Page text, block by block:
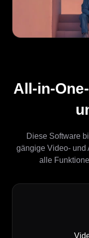
All-in-
Diese Software
gängige Video- und
alle